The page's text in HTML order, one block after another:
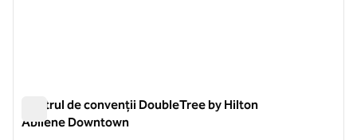
Centrul de convenții DoubleTree by Hilton
Abilene Downtown